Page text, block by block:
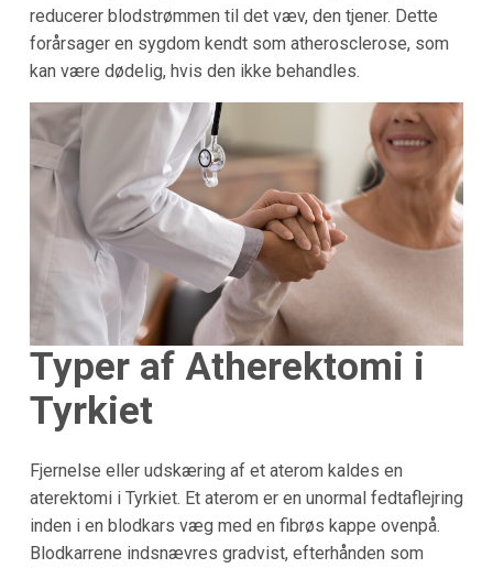
reducerer blodstrømmen til det væv, den tjener. Dette
forårsager en sygdom kendt som atherosclerose, som
kan være dødelig, hvis den ikke behandles.
Typer af Atherektomi i
Tyrkiet
Fjernelse eller udskæring af et aterom kaldes en
aterektomi i Tyrkiet. Et aterom er en unormal fedtaflejring
inden i en blodkars væg med en fibrøs kappe ovenpå.
Blodkarrene indsnævres gradvist, efterhånden som